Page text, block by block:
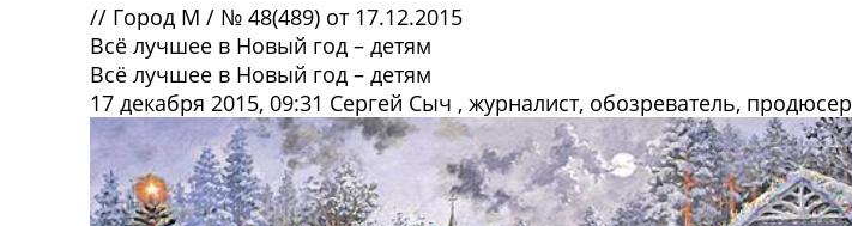
// Город М / № 48(489) от 17.12.2015
Всё лучшее в Новый год – детям
Всё лучшее в Новый год – детям
17 декабря 2015, 09:31 Сергей Сыч , журналист, обозреватель, продюсер